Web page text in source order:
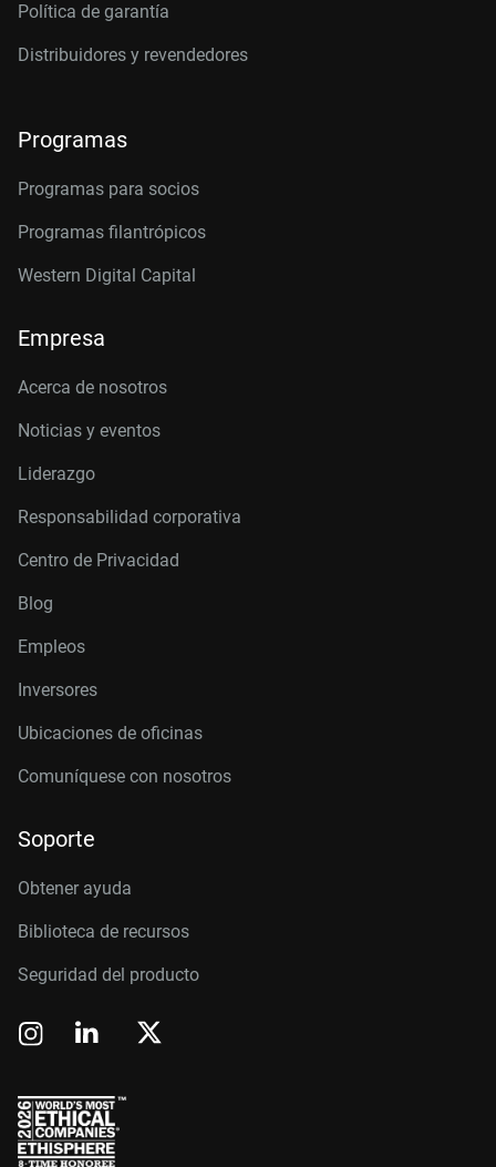
Política de garantía
Distribuidores y revendedores
Programas
Programas para socios
Programas filantrópicos
Western Digital Capital
Empresa
Acerca de nosotros
Noticias y eventos
Liderazgo
Responsabilidad corporativa
Centro de Privacidad
Blog
Empleos
Inversores
Ubicaciones de oficinas
Comuníquese con nosotros
Soporte
Obtener ayuda
Biblioteca de recursos
Seguridad del producto